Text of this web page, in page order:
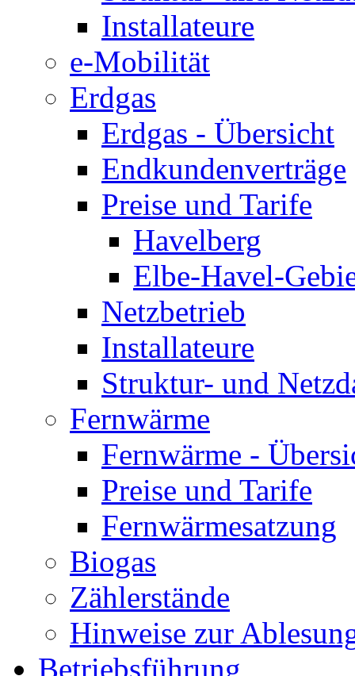
Installateure
e-Mobilität
Erdgas
Erdgas - Übersicht
Endkundenverträge
Preise und Tarife
Havelberg
Elbe-Havel-
Netzbetrieb
Installateure
Struktur- und
Fernwärme
Fernwärme -
Preise und Tarife
Fernwärmesatzung
Biogas
Zählerstände
Hinweise zur
Betriebsführung